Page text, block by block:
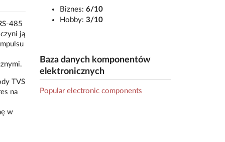
485
ją
TVS
na
w
Biznes: 6/10
Hobby: 3/10
Baza danych komponentów
elektronicznych
Popular electronic components